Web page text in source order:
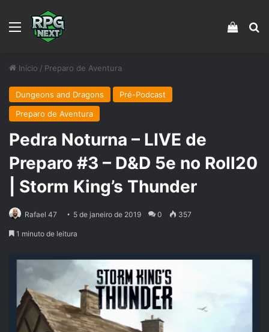
Menu Veja
Início / Preparo de Aventura
Dungeons and Dragons
Pré-Podcast
Preparo de Aventura
Pedra Noturna – LIVE de
Preparo #3 – D&D 5e no Roll20
| Storm King’s Thunder
Rafael 47 5 de janeiro de 2019 0 357
1 minuto de leitura